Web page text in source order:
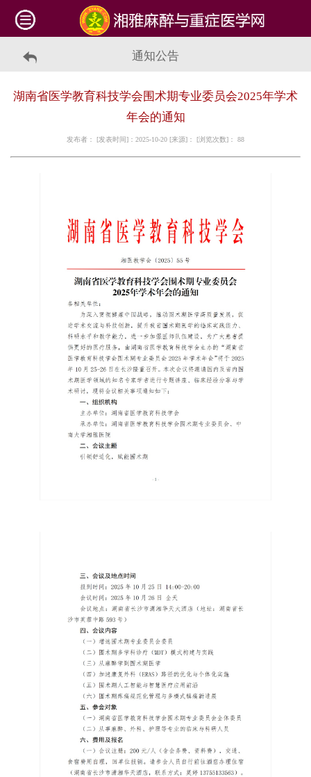
通知公告
湖南省医学教育科技学会围术期专业委员会2025年学术
年会的通知
发布者： [发表时间]：2025-10-20 [来源]： [浏览次数]： 88